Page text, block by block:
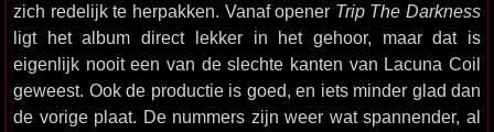
zich redelijk te herpakken. Vanaf opener Trip The Darkness
ligt het album direct lekker in het gehoor, maar dat is
eigenlijk nooit een van de slechte kanten van Lacuna Coil
geweest. Ook de productie is goed, en iets minder glad dan
de vorige plaat. De nummers zijn weer wat spannender, al